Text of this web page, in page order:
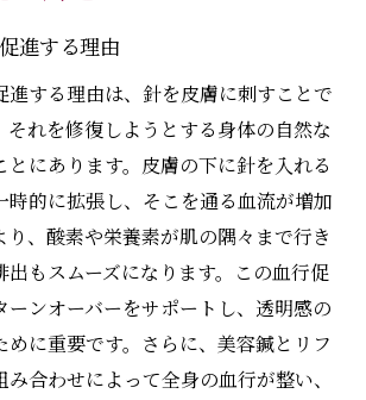
進する理由
進する理由は、針を皮膚に刺すことで
それを修復しようとする身体の自然な
とにあります。皮膚の下に針を入れる
時的に拡張し、そこを通る血流が増加
り、酸素や栄養素が肌の隅々まで行き
出もスムーズになります。この血行促
ーンオーバーをサポートし、透明感の
めに重要です。さらに、美容鍼とリフ
合わせによって全身の血行が整い、